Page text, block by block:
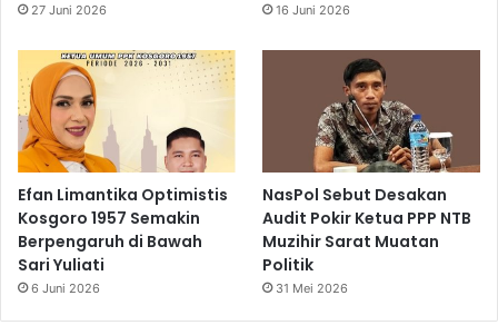
27 Juni 2026 16 Juni 2026
Efan Limantika Optimistis
Kosgoro 1957 Semakin
Berpengaruh di Bawah
Sari Yuliati
6 Juni 2026
NasPol Sebut Desakan
Audit Pokir Ketua PPP NTB
Muzihir Sarat Muatan
Politik
31 Mei 2026